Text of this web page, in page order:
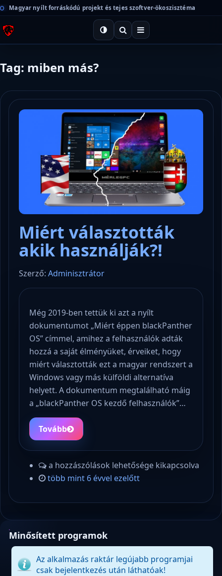
Magyar nyílt forráskódú projekt és tejes szoftver-ökoszisztéma
Tag: miben más?
Miért választották
akik használják?!
Szerző: Adminisztrátor
Még 2019-ben tettük ki azt a nyílt
dokumentumot „Miért éppen blackPanther
OS” címmel, amihez a felhasználók adták
hozzá a saját élményüket, érveiket, hogy
miért választották ezt a magyar rendszert a
Windows vagy más külföldi alternatíva
helyett. A dokumentum megtalálható máig
a „blackPanther OS kezdő felhasználók”…
Tovább
a hozzászólások lehetősége kikapcsolva
több mint 6 évvel ezelőtt
Minősített programok
Az alkalmazás raktár legújabb programjai
csak bejelentkezés után láthatóak!